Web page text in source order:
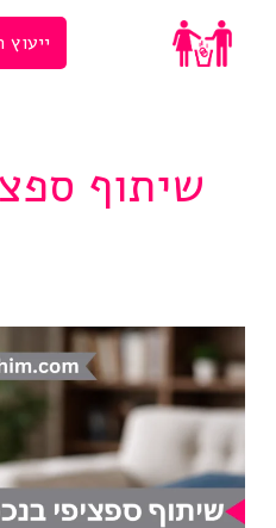
ייעוץ
שיתוף